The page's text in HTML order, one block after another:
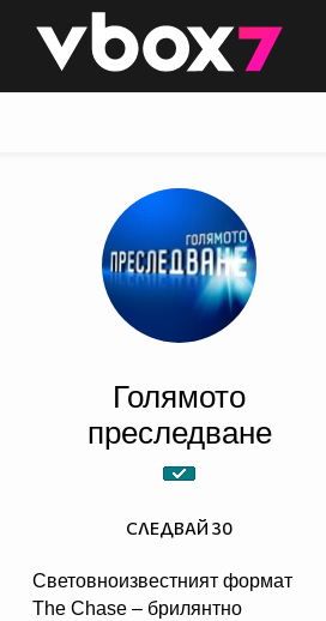
👾
Голямото
преследване
Световноизвестният формат
The Chase – брилянтно
СЛЕДВАЙ 30